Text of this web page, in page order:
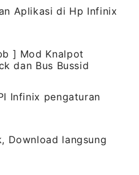
Aplikasi di Hp Infinix
] Mod Knalpot
dan Bus Bussid
Infinix pengaturan
Download langsung